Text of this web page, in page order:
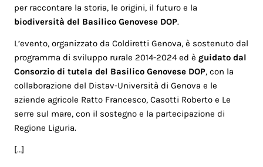
per raccontare la storia, le origini, il futuro e la
biodiversità del Basilico Genovese DOP.
L’evento, organizzato da Coldiretti Genova, è sostenuto dal
programma di sviluppo rurale 2014-2024 ed èguidato dal
Consorzio di tutela del Basilico Genovese DOP, con la
collaborazione del Distav-Università di Genova e le
aziende agricole Ratto Francesco, Casotti Roberto e Le
serre sul mare, con il sostegno e la partecipazione di
Regione Liguria.
[…]